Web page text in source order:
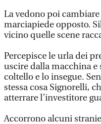
La vedono poi
marciapiede opposto.
vicino quelle scene
Percepisce le urla dei
uscire dalla macchina
coltello e lo insegue.
stessa cosa Signorelli,
atterrare l’investitore
Accorrono alcuni